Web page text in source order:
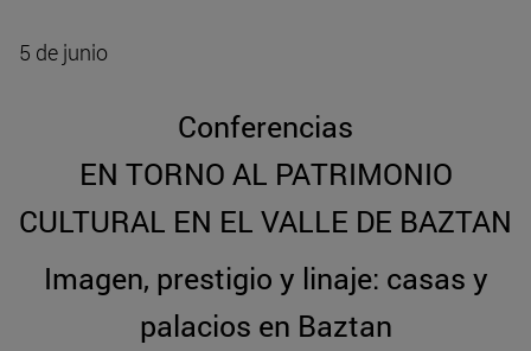
5 de junio
Conferencias
EN TORNO AL PATRIMONIO
CULTURAL EN EL VALLE DE BAZTAN
Imagen, prestigio y linaje: casas y
palacios en Baztan